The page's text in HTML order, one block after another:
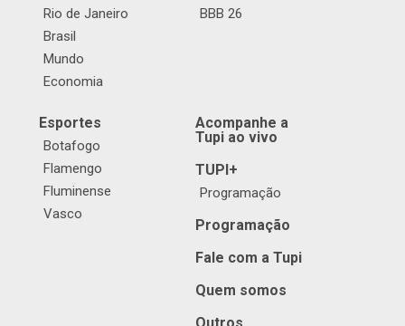
Rio de Janeiro
Brasil
Mundo
Economia
BBB 26
Esportes
Botafogo
Flamengo
Fluminense
Vasco
Acompanhe a
Tupi ao vivo
TUPI+
Programação
Programação
Fale com a Tupi
Quem somos